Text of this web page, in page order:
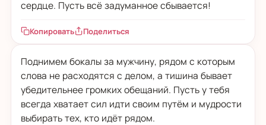
сердце. Пусть всё задуманное сбывается!
Копировать Поделиться
Поднимем бокалы за мужчину, рядом с которым
слова не расходятся с делом, а тишина бывает
убедительнее громких обещаний. Пусть у тебя
всегда хватает сил идти своим путём и мудрости
выбирать тех, кто идёт рядом.